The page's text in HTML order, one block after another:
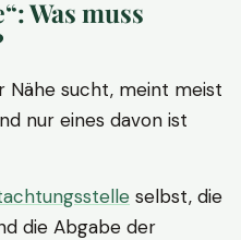
Was muss
Nähe sucht, meint meist
nur eines davon ist
selbst, die
die Abgabe der